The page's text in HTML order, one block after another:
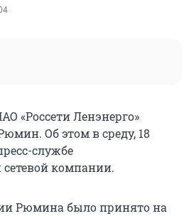
«Россети Ленэнерго»
Об этом в среду, 18
службе
сетевой компании.
Рюмина было принято на